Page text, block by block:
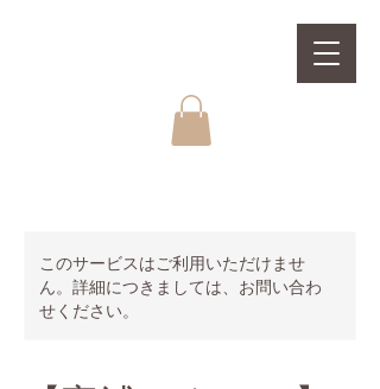
このサービスはご利用いただけませ
ん。詳細につきましては、お問い合わ
せください。